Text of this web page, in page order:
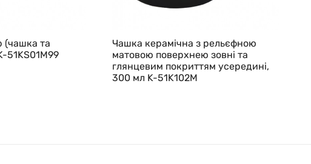
(чашка та
51KS01M99
Чашка керамічна з рельєфною
матовою поверхнею зовні та
глянцевим покриттям усередині,
300 мл K-51K102M